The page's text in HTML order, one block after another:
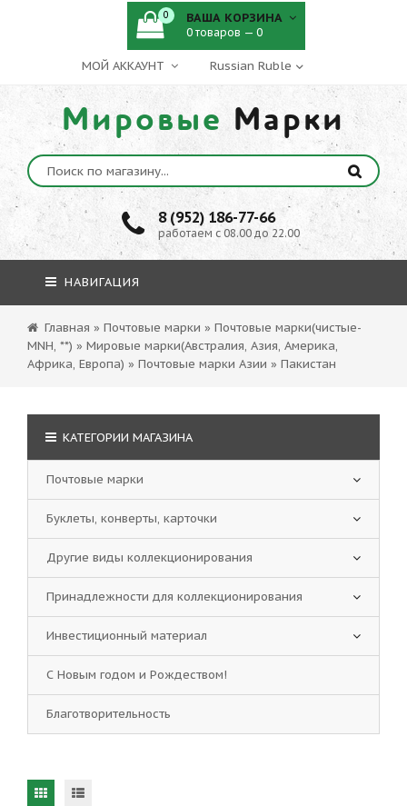
МОЙ АККАУНТ
Мировые Марки
8 (952) 186-77-66
работаем с 08.00 до 22.00
0 ВАША КОРЗИНА
0 товаров — 0
НАВИГАЦИЯ
Главная » Почтовые марки » Почтовые марки(чистые-
MNH, **) » Мировые марки(Австралия, Азия, Америка,
Африка, Европа) » Почтовые марки Азии » Пакистан
КАТЕГОРИИ МАГАЗИНА
Почтовые марки
Буклеты, конверты, карточки
Другие виды коллекционирования
Принадлежности для коллекционирования
Инвестиционный материал
С Новым годом и Рождеством!
Благотворительность